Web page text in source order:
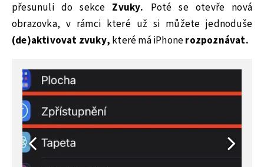
přesunuli do sekce Zvuky. Poté se otevře nová
obrazovka, v rámci které už si můžete jednoduše
(de)aktivovat zvuky, které má iPhonerozpoznávat.